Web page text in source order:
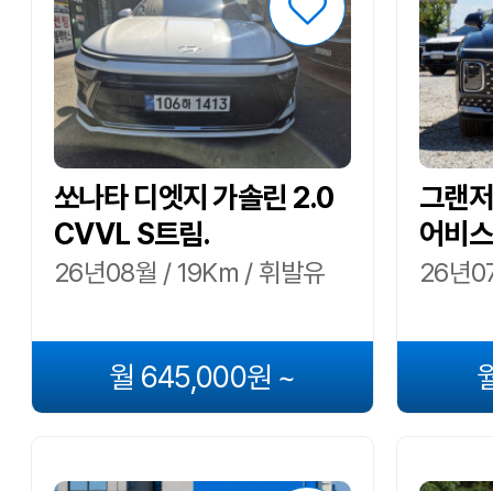
쏘나타 디엣지 가솔린 2.0
CVVL S트림.
26년08월 / 19Km / 휘발유
월 645,000원 ~
그랜
어비
26년